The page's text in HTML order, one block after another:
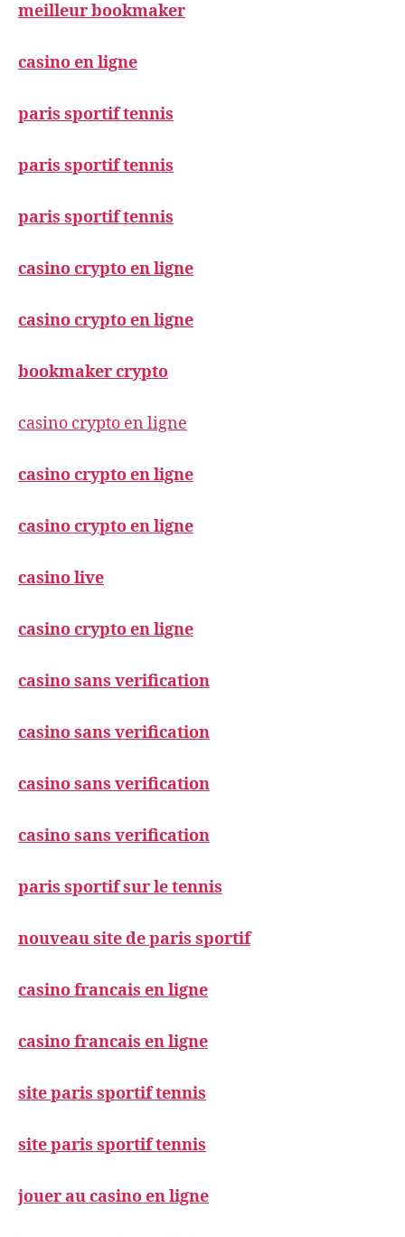
meilleur bookmaker
casino en ligne
paris sportif tennis
paris sportif tennis
paris sportif tennis
casino crypto en ligne
casino crypto en ligne
bookmaker crypto
casino crypto en ligne
casino crypto en ligne
casino crypto en ligne
casino live
casino crypto en ligne
casino sans verification
casino sans verification
casino sans verification
casino sans verification
paris sportif sur le tennis
nouveau site de paris sportif
casino francais en ligne
casino francais en ligne
site paris sportif tennis
site paris sportif tennis
jouer au casino en ligne